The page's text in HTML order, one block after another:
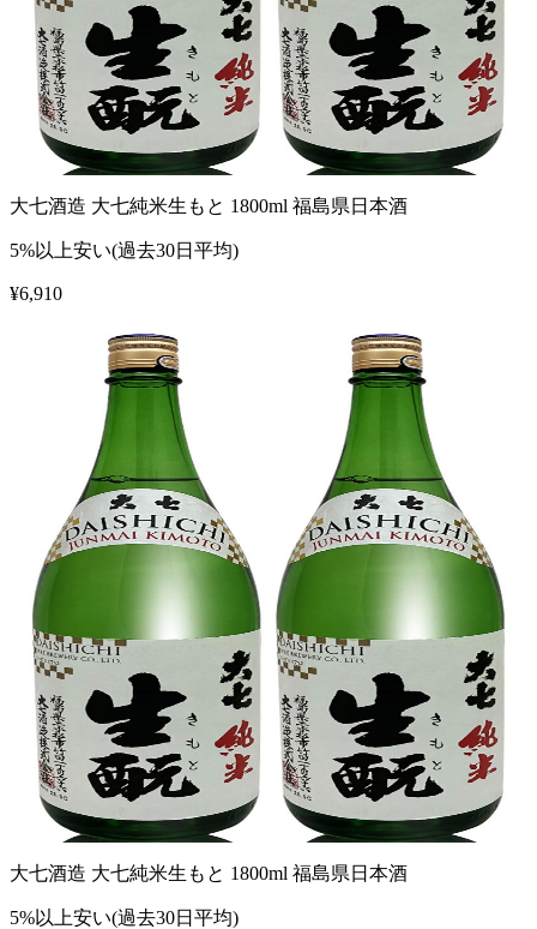
大七酒造 大七純米生もと 1800ml 福島県日本酒
5%以上安い(過去30日平均)
¥6,910
大七酒造 大七純米生もと 1800ml 福島県日本酒
5%以上安い(過去30日平均)